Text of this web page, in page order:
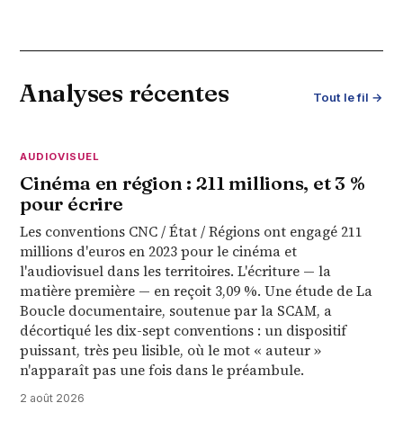
Analyses récentes Tout le fil →
AUDIOVISUEL
Cinéma en région : 211 millions, et 3 %
pour écrire
Les conventions CNC / État / Régions ont engagé 211
millions d'euros en 2023 pour le cinéma et
l'audiovisuel dans les territoires. L'écriture — la
matière première — en reçoit 3,09 %. Une étude de La
Boucle documentaire, soutenue par la SCAM, a
décortiqué les dix-sept conventions : un dispositif
puissant, très peu lisible, où le mot « auteur »
n'apparaît pas une fois dans le préambule.
2 août 2026